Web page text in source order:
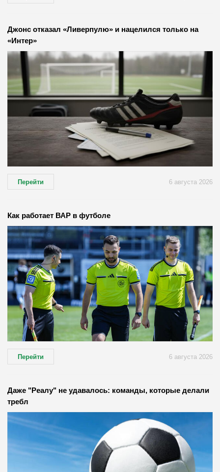
Джонс отказал «Ливерпулю» и нацелился только на
«Интер»
Перейти 6 августа 2026
Как работает ВАР в футболе
Перейти 6 августа 2026
Даже "Реалу" не удавалось: команды, которые делали
требл